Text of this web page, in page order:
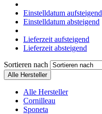
Einstelldatum aufsteigend
Einstelldatum absteigend
Lieferzeit aufsteigend
Lieferzeit absteigend
Sortieren nach
Alle Hersteller
Alle Hersteller
Cornilleau
Sponeta